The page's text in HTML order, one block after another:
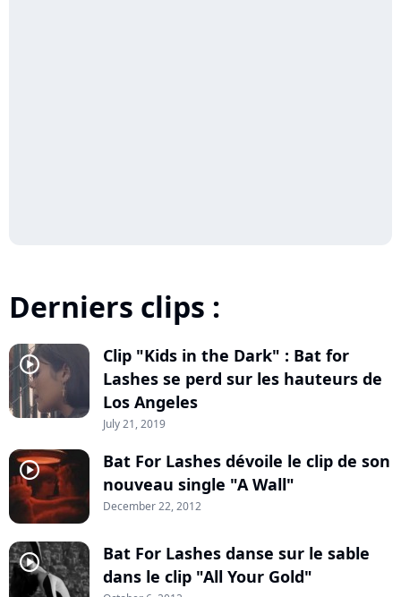
Derniers clips :
player2
Clip "Kids in the Dark" : Bat for
Lashes se perd sur les hauteurs de
Los Angeles
July 21, 2019
player2
Bat For Lashes dévoile le clip de son
nouveau single "A Wall"
December 22, 2012
player2
Bat For Lashes danse sur le sable
dans le clip "All Your Gold"